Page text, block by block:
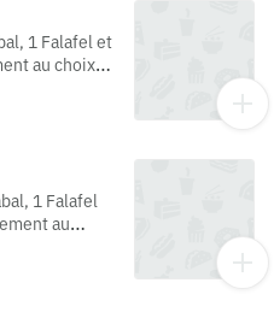
1 Falafel et
au choix, 1
1 Falafel
au